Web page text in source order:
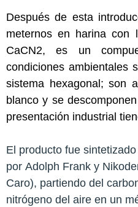
Después de esta
meternos en harina con
CaCN2, es un
condiciones ambientales
sistema hexagonal; son
blanco y se
presentación industrial
El producto fue
por Adolph Frank y
Caro), partiendo del
nitrógeno del aire en un